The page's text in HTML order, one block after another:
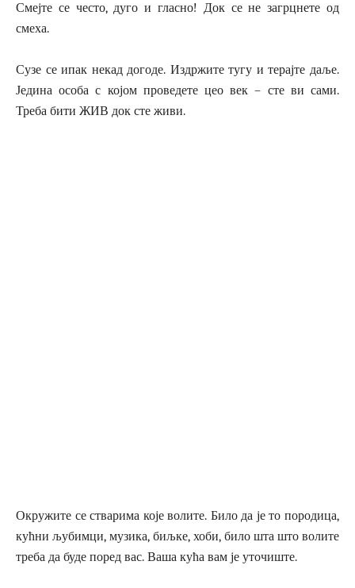
Смејте се често, дуго и гласно! Док се не загрцнете од
смеха.
Сузе се ипак некад догоде. Издржите тугу и терајте даље.
Једина особа с којом проведете цео век – сте ви сами.
Треба бити ЖИВ док сте живи.
Окружите се стварима које волите. Било да је то породица,
кућни љубимци, музика, биљке, хоби, било шта што волите
треба да буде поред вас. Ваша кућа вам је уточиште.